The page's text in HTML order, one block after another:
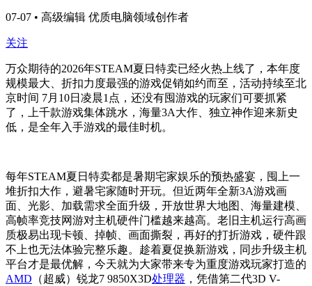
07-07 • 高级编辑 优质电脑领域创作者
关注
万众期待的2026年STEAM夏日特卖已经火热上线了，本年度
规模最大、折扣力度最强的游戏促销如约而至，活动持续至北
京时间 7月10日凌晨1点，还没有囤游戏的玩家们可要抓紧
了，上千款游戏集体跳水，海量3A大作、独立神作迎来新史
低，是全年入手游戏的最佳时机。
每年STEAM夏日特卖都是暑期宅家娱乐的预热盛宴，囤上一
堆折扣大作，避暑宅家随时开玩。但近两年全新3A游戏画
面、光影、加载需求全面升级，开放世界大地图、海量建模、
高帧率竞技网游对主机硬件门槛越来越高。老旧主机运行高画
质极易出现卡顿、掉帧、画面撕裂，再好的打折游戏，硬件跟
不上也无法体验完整乐趣。趁着夏促换新游戏，同步升级主机
平台才是最优解，今天就为大家带来专为重度游戏玩家打造的
AMD （超威）锐龙7 9850X3D处理器 ，凭借第二代3D V-